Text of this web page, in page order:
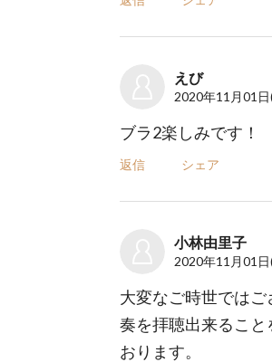
えび
2020年11月01日
ブラ2楽しみです！
返信 シェア
小林由里子
2020年11月01日
大変なご時世では
奏を拝聴出来ること
おります。